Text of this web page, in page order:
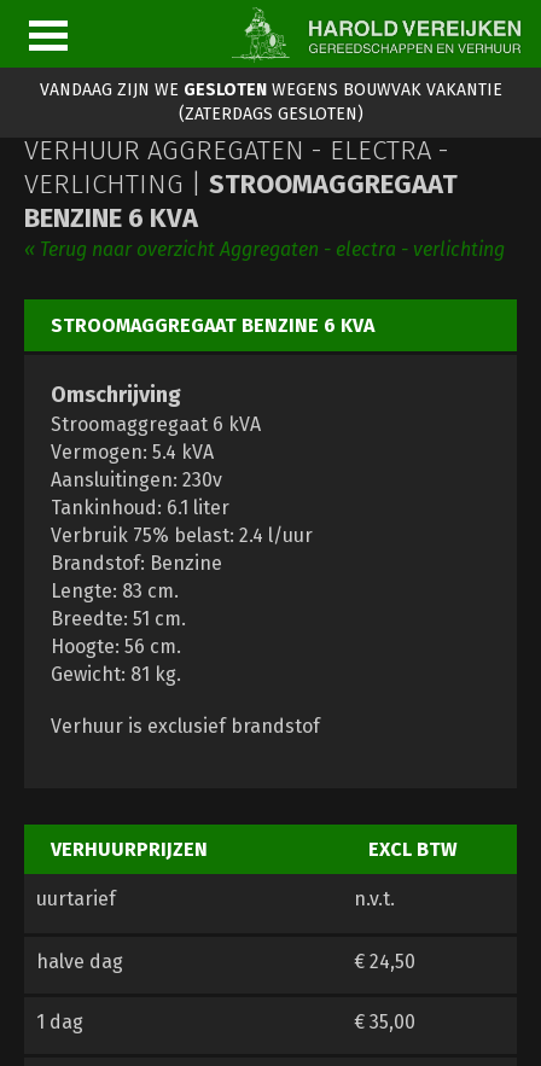
VANDAAG ZIJN WE GESLOTENWEGENS BOUWVAK VAKANTIE
(ZATERDAGS GESLOTEN)
VERHUUR AGGREGATEN - ELECTRA -
VERLICHTING | STROOMAGGREGAAT
BENZINE 6 KVA
« Terug naar overzicht Aggregaten - electra - verlichting
STROOMAGGREGAAT BENZINE 6 KVA
Omschrijving
Stroomaggregaat 6 kVA
Vermogen: 5.4 kVA
Aansluitingen: 230v
Tankinhoud: 6.1 liter
Verbruik 75% belast: 2.4 l/uur
Brandstof: Benzine
Lengte: 83 cm.
Breedte: 51 cm.
Hoogte: 56 cm.
Gewicht: 81 kg.
Verhuur is exclusief brandstof
VERHUURPRIJZEN EXCL BTW
uurtarief n.v.t.
halve dag € 24,50
1 dag € 35,00